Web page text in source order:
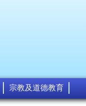
宗教及道德教育